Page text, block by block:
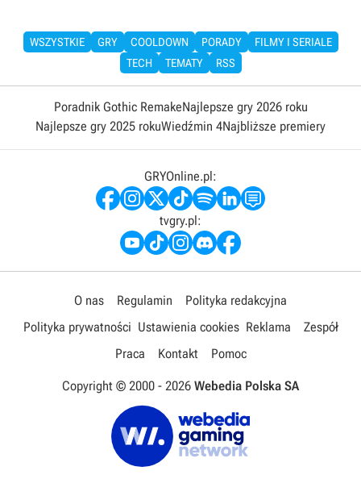
WSZYSTKIE GRY COOLDOWN PORADY
FILMY I SERIALE
TECH
TEMATY RSS
Poradnik Gothic RemakeNajlepsze gry 2026 roku
Najlepsze gry 2025 rokuWiedźmin 4Najbliższe premiery
GRYOnline.pl:
tvgry.pl:
O nas Regulamin
Polityka redakcyjna
Polityka prywatności Ustawienia cookies Reklama
Zespół
Praca
Kontakt Pomoc
Copyright © 2000 - 2026 Webedia Polska SA